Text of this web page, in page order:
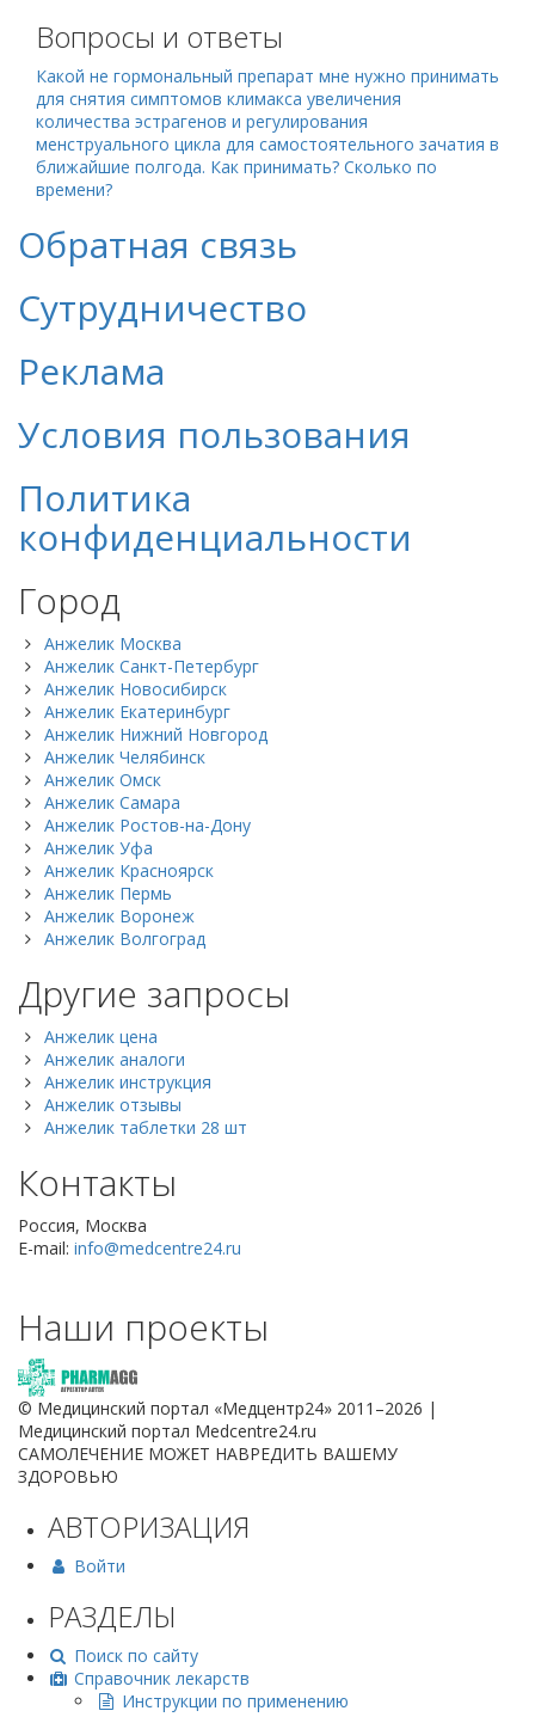
Вопросы и ответы
Какой не гормональный препарат мне нужно принимать
для снятия симптомов климакса увеличения
количества эстрагенов и регулирования
менструального цикла для самостоятельного зачатия в
ближайшие полгода. Как принимать? Сколько по
времени?
Обратная связь
Сутрудничество
Реклама
Условия пользования
Политика
конфиденциальности
Город
Анжелик Москва
Анжелик Санкт-Петербург
Анжелик Новосибирск
Анжелик Екатеринбург
Анжелик Нижний Новгород
Анжелик Челябинск
Анжелик Омск
Анжелик Самара
Анжелик Ростов-на-Дону
Анжелик Уфа
Анжелик Красноярск
Анжелик Пермь
Анжелик Воронеж
Анжелик Волгоград
Другие запросы
Анжелик цена
Анжелик аналоги
Анжелик инструкция
Анжелик отзывы
Анжелик таблетки 28 шт
Контакты
Россия, Москва
E-mail: info@medcentre24.ru
Наши проекты
© Медицинский портал «Медцентр24» 2011–2026 |
Медицинский портал Medcentre24.ru
САМОЛЕЧЕНИЕ МОЖЕТ НАВРЕДИТЬ ВАШЕМУ
ЗДОРОВЬЮ
АВТОРИЗАЦИЯ
Войти
РАЗДЕЛЫ
Поиск по сайту
Справочник лекарств
Инструкции по применению